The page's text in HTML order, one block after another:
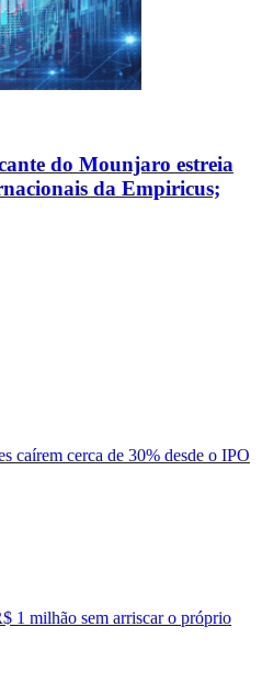
do Mounjaro estreia
da Empiricus;
caírem cerca de 30% desde o IPO
1 milhão sem arriscar o próprio